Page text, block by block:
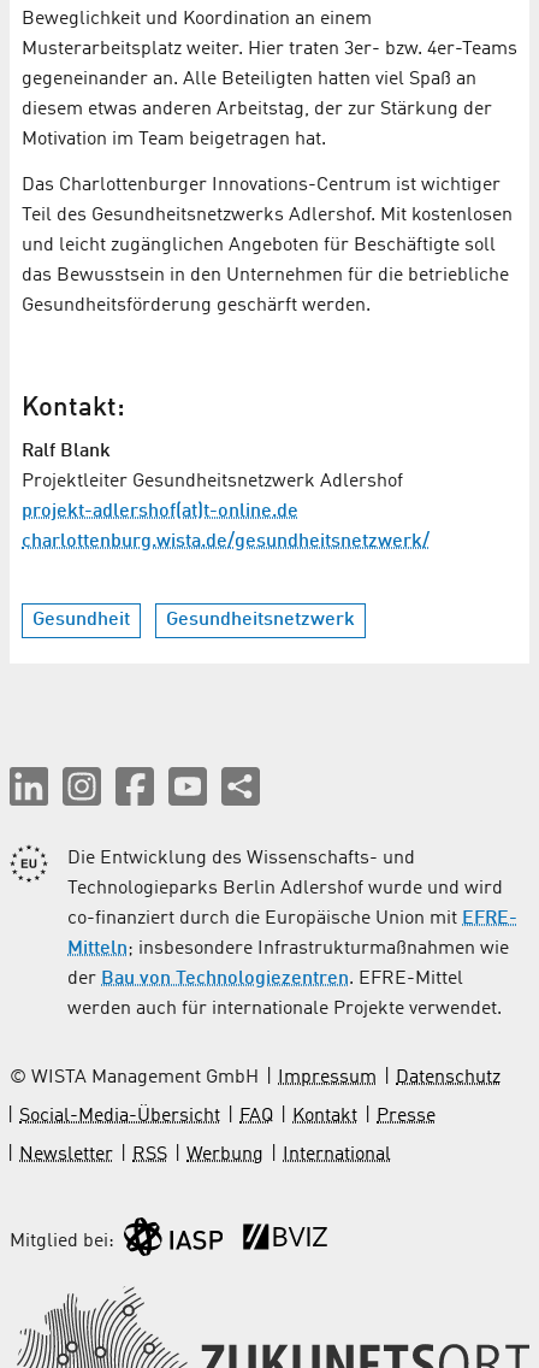
Beweglichkeit und Koordination an einem
Musterarbeitsplatz weiter. Hier traten 3er- bzw. 4er-Teams
gegeneinander an. Alle Beteiligten hatten viel Spaß an
diesem etwas anderen Arbeitstag, der zur Stärkung der
Motivation im Team beigetragen hat.
Das Charlottenburger Innovations-Centrum ist wichtiger
Teil des Gesundheitsnetzwerks Adlershof. Mit kostenlosen
und leicht zugänglichen Angeboten für Beschäftigte soll
das Bewusstsein in den Unternehmen für die betriebliche
Gesundheitsförderung geschärft werden.
Kontakt:
Ralf Blank
Projektleiter Gesundheitsnetzwerk Adlershof
projekt-adlershof(at)t-online.de
charlottenburg.wista.de/gesundheitsnetzwerk/
Gesundheit Gesundheitsnetzwerk
Die Entwicklung des Wissenschafts- und
Technologieparks Berlin Adlershof wurde und wird
co-finanziert durch die Europäische Union mit EFRE-
Mitteln; insbesondere Infrastrukturmaßnahmen wie
der Bau von Technologiezentren. EFRE-Mittel
werden auch für internationale Projekte verwendet.
© WISTA Management GmbH Impressum
Datenschutz
Social-Media-Übersicht
FAQ Kontakt
Presse
Newsletter
RSS Werbung International
Mitglied bei: